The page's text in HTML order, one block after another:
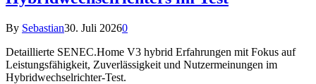
By Sebastian30. Juli 20260
Detaillierte SENEC.Home V3 hybrid Erfahrungen mit Fokus auf
Leistungsfähigkeit, Zuverlässigkeit und Nutzermeinungen im
Hybridwechselrichter-Test.